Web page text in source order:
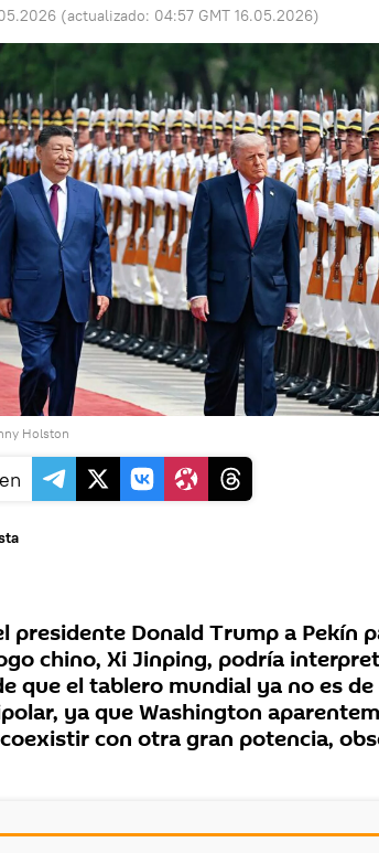
(actualizado: 04:57 GMT 16.05.2026)
Holston
presidente Donald Trump a Pekín
chino, Xi Jinping, podría
que el tablero mundial ya no es
ya que Washington
con otra gran potencia,